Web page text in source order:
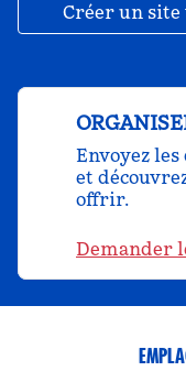
Créer un site
Envoyez
et
offrir.
Demander